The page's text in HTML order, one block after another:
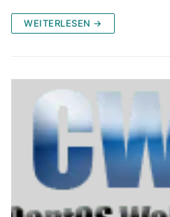
WEITERLESEN →